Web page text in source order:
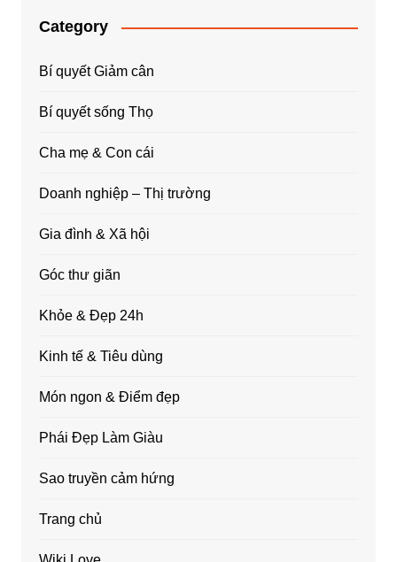
Category
Bí quyết Giảm cân
Bí quyết sống Thọ
Cha mẹ & Con cái
Doanh nghiệp – Thị trường
Gia đình & Xã hội
Góc thư giãn
Khỏe & Đẹp 24h
Kinh tế & Tiêu dùng
Món ngon & Điểm đẹp
Phái Đẹp Làm Giàu
Sao truyền cảm hứng
Trang chủ